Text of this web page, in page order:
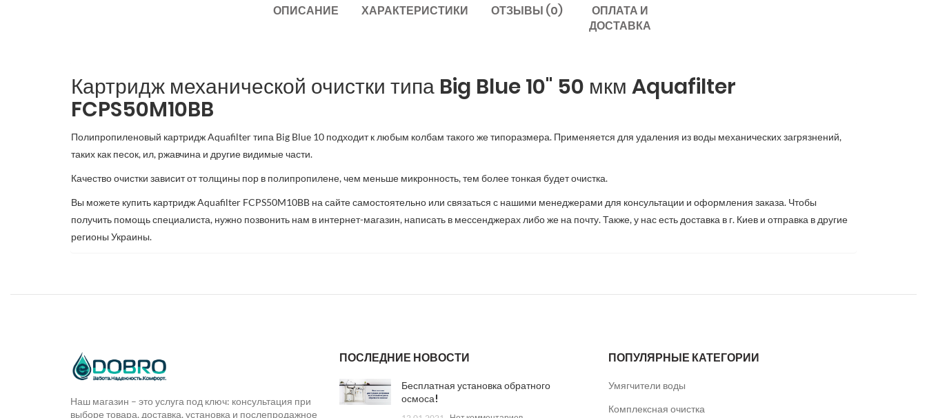
ОПИСАНИЕ ХАРАКТЕРИСТИКИ ОТЗЫВЫ (0)
ОПЛАТА И
ДОСТАВКА
Картридж механической очистки типа Big Blue10" 50 мкм Aquafilter
FCPS50M10BB
Полипропиленовый картридж Aquafilter типа Big Blue 10 подходит к любым колбам такого же типоразмера. Применяется для удаления из воды механических загрязнений,
таких как песок, ил, ржавчина и другие видимые части.
Качество очистки зависит от толщины пор в полипропилене, чем меньше микронность, тем более тонкая будет очистка.
Вы можете купить картридж Aquafilter FCPS50M10BB на сайте самостоятельно или связаться с нашими менеджерами для консультации и оформления заказа. Чтобы
получить помощь специалиста, нужно позвонить нам в интернет-магазин, написать в мессенджерах либо же на почту. Также, у нас есть доставка в г. Киев и отправка в другие
регионы Украины.
Наш магазин – это услуга под ключ: консультация при
выборе товара, доставка, установка и послепродажное
ПОСЛЕДНИЕ НОВОСТИ
Бесплатная установка обратного
осмоса!
ПОПУЛЯРНЫЕ КАТЕГОРИИ
Умягчители воды
Комплексная очистка